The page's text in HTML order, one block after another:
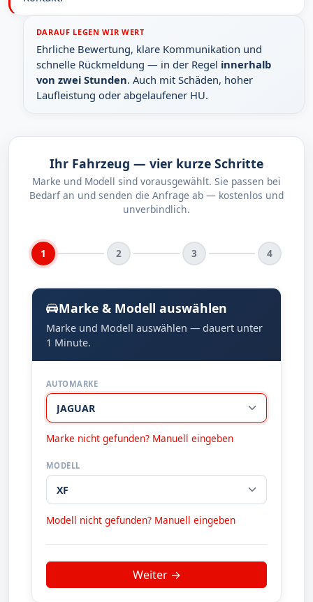
DARAUF LEGEN WIR WERT
Ehrliche Bewertung, klare Kommunikation und
schnelle Rückmeldung — in der Regel innerhalb
von zwei Stunden. Auch mit Schäden, hoher
Laufleistung oder abgelaufener HU.
Ihr Fahrzeug — vier kurze Schritte
Marke und Modell sind vorausgewählt. Sie passen bei
Bedarf an und senden die Anfrage ab — kostenlos und
unverbindlich.
1 2 3 4
Marke & Modell auswählen
Marke und Modell auswählen — dauert unter
1 Minute.
AUTOMARKE
Marke nicht gefunden? Manuell eingeben
MODELL
Modell nicht gefunden? Manuell eingeben